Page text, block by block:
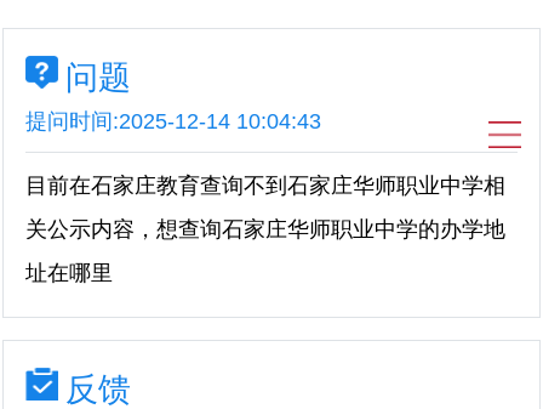
问题
提问时间:2025-12-14 10:04:43
目前在石家庄教育查询不到石家庄华师职业中学相
关公示内容，想查询石家庄华师职业中学的办学地
址在哪里
反馈